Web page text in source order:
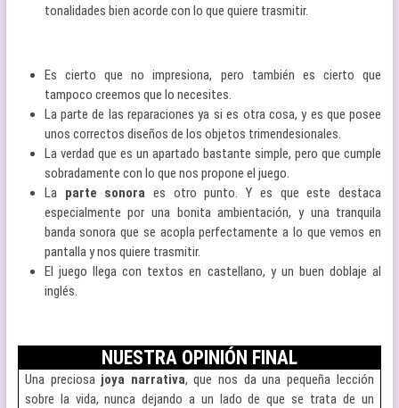
tonalidades bien acorde con lo que quiere trasmitir.
Es cierto que no impresiona, pero también es cierto que
tampoco creemos que lo necesites.
La parte de las reparaciones ya si es otra cosa, y es que posee
unos correctos diseños de los objetos trimendesionales.
La verdad que es un apartado bastante simple, pero que cumple
sobradamente con lo que nos propone el juego.
La parte sonora es otro punto. Y es que este destaca
especialmente por una bonita ambientación, y una tranquila
banda sonora que se acopla perfectamente a lo que vemos en
pantalla y nos quiere trasmitir.
El juego llega con textos en castellano, y un buen doblaje al
inglés.
NUESTRA OPINIÓN FINAL
Una preciosa joya narrativa, que nos da una pequeña lección
sobre la vida, nunca dejando a un lado de que se trata de un